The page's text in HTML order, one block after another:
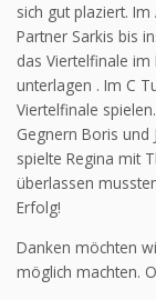
sich gut plaziert.
Partner Sarkis bis
das Viertelfinale
unterlagen . Im C
Viertelfinale
Gegnern Boris und
spielte Regina mit
überlassen
Erfolg!
Danken möchten
möglich machten.